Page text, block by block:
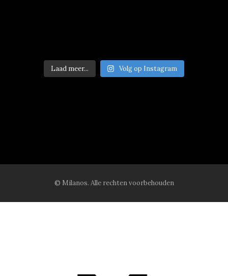
Laad meer... Volg op Instagram
© Milanos. Alle rechten voorbehouden